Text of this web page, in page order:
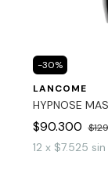
-30%
LANCOME
HYPNOSE
$90.300
12 x $7.525